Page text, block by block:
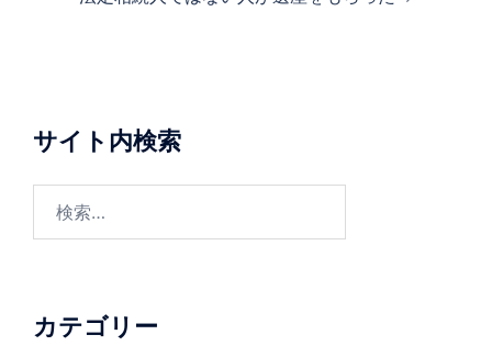
ョ
ン
サイト内検索
カテゴリー